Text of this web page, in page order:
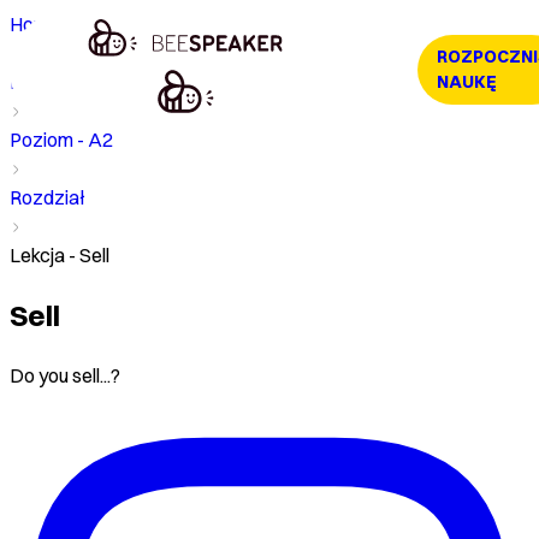
NAUKĘ
Home
Kurs
Poziom - A2
Rozdział
Lekcja - Sell
Sell
Do you sell...?